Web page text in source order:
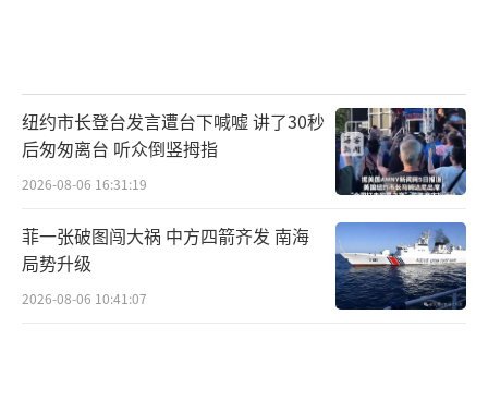
纽约市长登台发言遭台下喊嘘 讲了30秒
后匆匆离台 听众倒竖拇指
2026-08-06 16:31:19
菲一张破图闯大祸 中方四箭齐发 南海
局势升级
2026-08-06 10:41:07